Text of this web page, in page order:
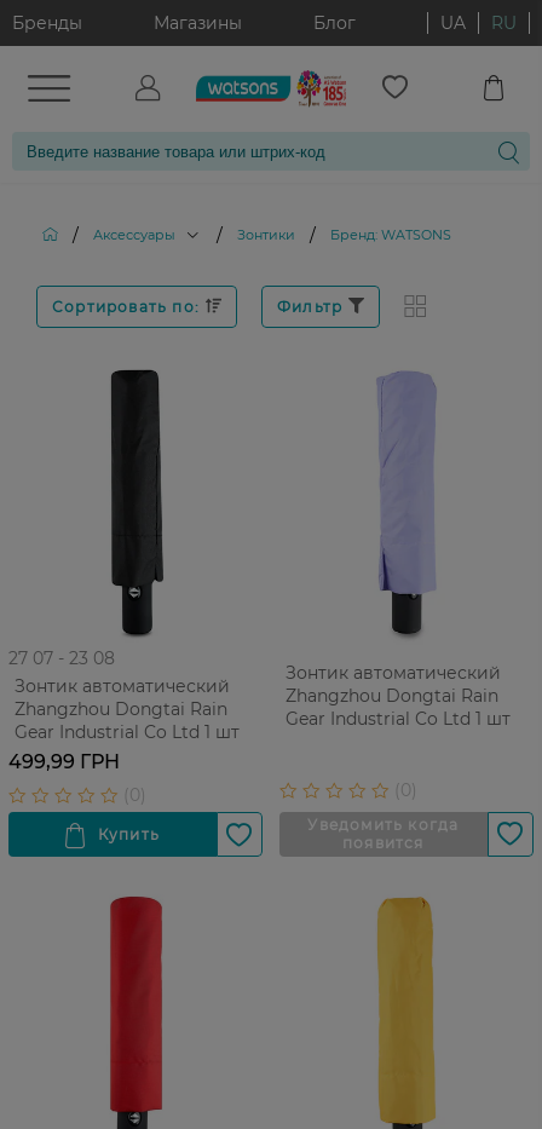
Бренды Магазины Блог UA RU
/ Аксессуары / Зонтики / Бренд: WATSONS
Сортировать по: Фильтр
27 07 - 23 08
Зонтик автоматический
Zhangzhou Dongtai Rain
Gear Industrial Co Ltd 1 шт
499,99 ГРН
Зонтик автоматический
Zhangzhou Dongtai Rain
Gear Industrial Co Ltd 1 шт